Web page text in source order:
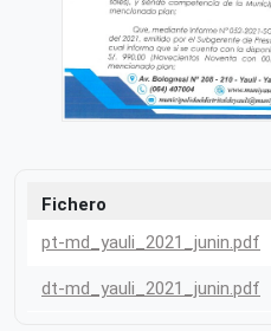
Fichero
pt-md_yauli_2021_junin.pdf
dt-md_yauli_2021_junin.pdf